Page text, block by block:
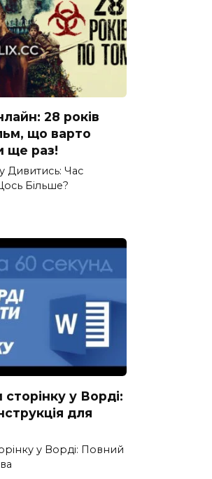
28 років
що варто
ще раз!
Дивитись: Час
Більше?
у Ворді:
для
у Ворді: Повний